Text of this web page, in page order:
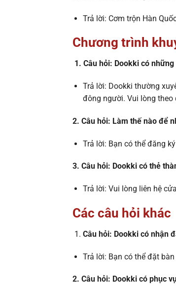
Trả lời: Cơm trộn Hàn
Chương trình
1. Câu hỏi: Dookki có
Trả lời: Dookki thường
đông người. Vui lòng theo
2. Câu hỏi: Làm thế nào để
Trả lời: Bạn có thể đăng
3. Câu hỏi: Dookki có thẻ
Trả lời: Vui lòng liên hệ
Các câu hỏi khác
Câu hỏi: Dookki có nhận
Trả lời: Bạn có thể đặt
2. Câu hỏi: Dookki có phục